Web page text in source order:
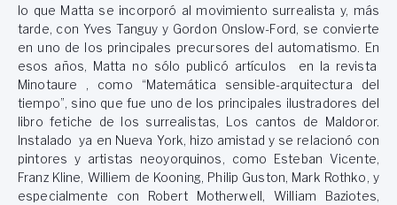
lo que Matta se incorporó al movimiento surrealista y, más
tarde, con Yves Tanguy y Gordon Onslow-Ford, se convierte
en uno de los principales precursores del automatismo. En
esos años, Matta no sólo publicó artículos en la revista
Minotaure , como “Matemática sensible-arquitectura del
tiempo”, sino que fue uno de los principales ilustradores del
libro fetiche de los surrealistas, Los cantos de Maldoror.
Instalado ya en Nueva York, hizo amistad y se relacionó con
pintores y artistas neoyorquinos, como Esteban Vicente,
Franz Kline, Williem de Kooning, Philip Guston, Mark Rothko, y
especialmente con Robert Motherwell, William Baziotes,